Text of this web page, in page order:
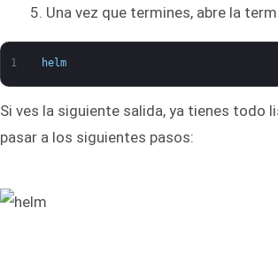
Una vez que termines, abre la
1 helm
Si ves la siguiente salida, ya tienes todo
pasar a los siguientes pasos: